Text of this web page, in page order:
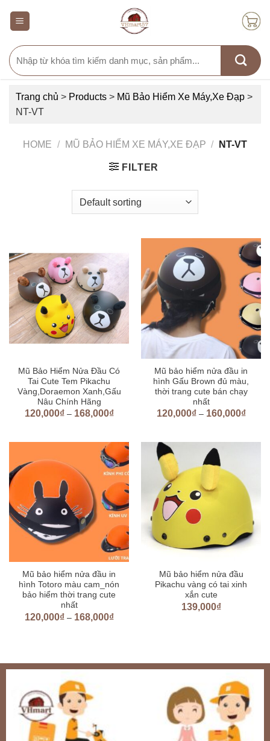
Search
for:
Trang chủ > Products > Mũ Bảo Hiểm Xe Máy,Xe Đạp >
NT-VT
HOME / MŨ BẢO HIỂM XE MÁY,XE ĐẠP / NT-VT
FILTER
Mũ Bảo Hiểm Nửa Đầu Có
Tai Cute Tem Pikachu
Vàng,Doraemon Xanh,Gấu
Nâu Chính Hãng
120,000₫– 168,000₫
Mũ bảo hiểm nửa đầu in
hình Gấu Brown đủ màu,
thời trang cute bán chạy
nhất
120,000₫– 160,000₫
Mũ bảo hiểm nửa đầu in
hình Totoro màu cam_nón
bảo hiểm thời trang cute
nhất
120,000₫– 168,000₫
Mũ bảo hiểm nửa đầu
Pikachu vàng có tai xinh
xắn cute
139,000₫